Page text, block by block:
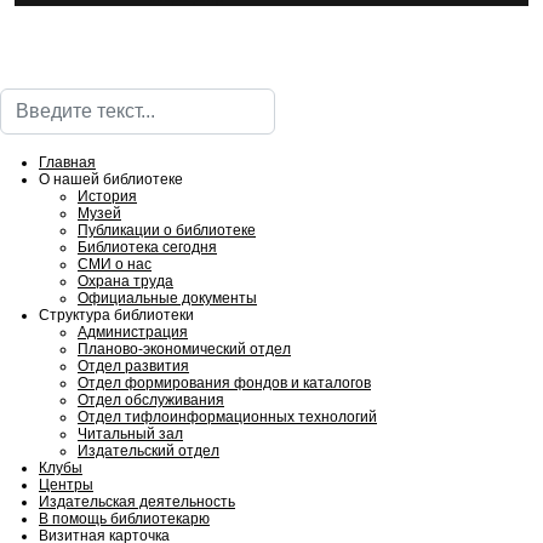
Поиск
Главная
О нашей библиотеке
История
Музей
Публикации о библиотеке
Библиотека сегодня
СМИ о нас
Охрана труда
Официальные документы
Структура библиотеки
Администрация
Планово-экономический отдел
Отдел развития
Отдел формирования фондов и каталогов
Отдел обслуживания
Отдел тифлоинформационных технологий
Читальный зал
Издательский отдел
Клубы
Центры
Издательская деятельность
В помощь библиотекарю
Визитная карточка